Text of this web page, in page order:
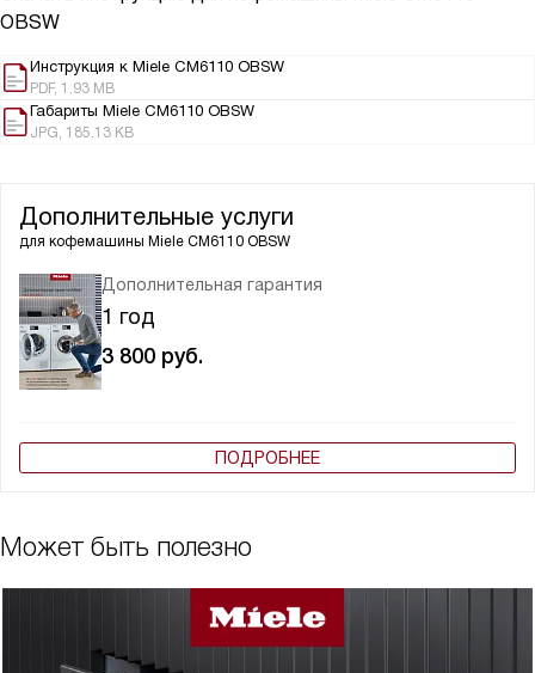
OBSW
Инструкция к Miele CM6110 OBSW
PDF, 1.93 MB
Габариты Miele CM6110 OBSW
JPG, 185.13 KB
Дополнительные услуги
для кофемашины Miele CM6110 OBSW
Дополнительная гарантия
1 год
3 800 руб.
ПОДРОБНЕЕ
Может быть полезно